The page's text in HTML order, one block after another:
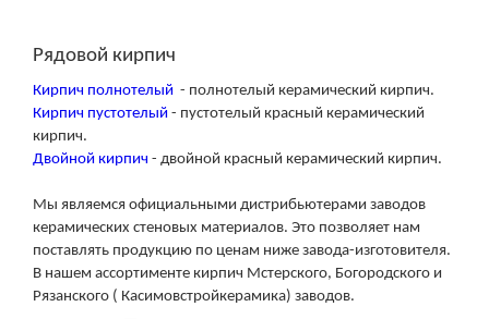
Рядовой кирпич
Кирпич полнотелый - полнотелый керамический кирпич.
Кирпич пустотелый - пустотелый красный керамический
кирпич.
Двойной кирпич - двойной красный керамический кирпич.
Мы являемся официальными дистрибьютерами заводов
керамических стеновых материалов. Это позволяет нам
поставлять продукцию по ценам ниже завода-изготовителя.
В нашем ассортименте кирпич Мстерского, Богородского и
Рязанского ( Касимовстройкерамика) заводов.